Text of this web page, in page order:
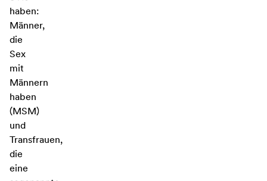
haben:
Männer,
die
Sex
mit
Männern
haben
(MSM)
und
Transfrauen,
die
eine